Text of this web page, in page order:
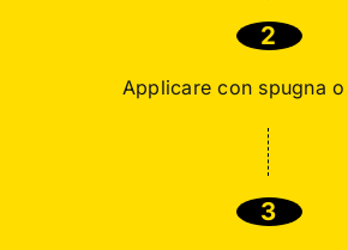
2
Applicare con spugna
3